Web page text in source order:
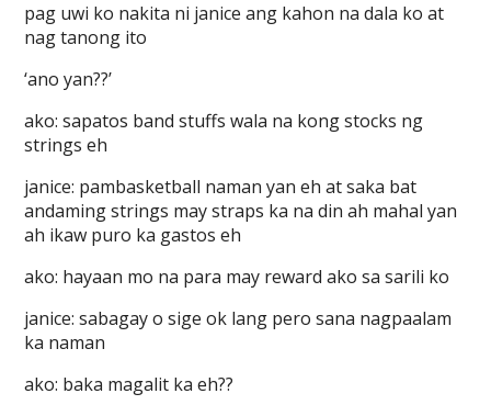
pag uwi ko nakita ni janice ang kahon na dala ko at
nag tanong ito
‘ano yan??’
ako: sapatos band stuffs wala na kong stocks ng
strings eh
janice: pambasketball naman yan eh at saka bat
andaming strings may straps ka na din ah mahal yan
ah ikaw puro ka gastos eh
ako: hayaan mo na para may reward ako sa sarili ko
janice: sabagay o sige ok lang pero sana nagpaalam
ka naman
ako: baka magalit ka eh??